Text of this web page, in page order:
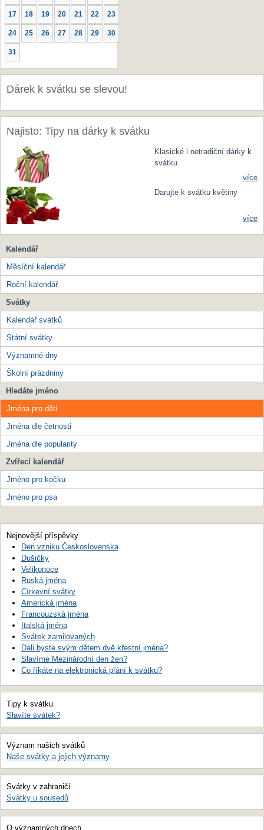
17 18 19 20 21 22 23
24 25 26 27 28 29 30
31
Dárek k svátku se slevou!
Najisto: Tipy na dárky k svátku
Klasické i netradiční dárky k
svátku
více
Darujte k svátku květiny
více
Kalendář
Měsíční kalendář
Roční kalendář
Svátky
Kalendář svátků
Státní svátky
Významné dny
Školní prázdniny
Hledáte jméno
Jména pro děti
Jména dle četnosti
Jména dle popularity
Zvířecí kalendář
Jméno pro kočku
Jméno pro psa
Nejnovější příspěvky
Den vzniku Československa
Dušičky
Velikonoce
Ruská jména
Církevní svátky
Americká jména
Francouzská jména
Italská jména
Svátek zamilovaných
Dali byste svým dětem dvě křestní jména?
Slavíme Mezinárodní den žen?
Co říkáte na elektronická přání k svátku?
Tipy k svátku
Slavíte svátek?
Význam našich svátků
Naše svátky a jejich významy
Svátky v zahraničí
Svátky u sousedů
O významných dnech